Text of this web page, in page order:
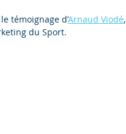
témoignage d’Arnaud Viodé
du Sport.